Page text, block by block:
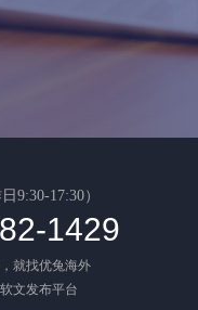
9:30-17:30）
1429
就找优兔海外
文发布平台